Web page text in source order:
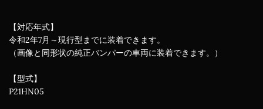
【対応年式】
令和2年7月～現行型までに装着できます。
（画像と同形状の純正バンパーの車両に装着できます。）
【型式】
P21HN05